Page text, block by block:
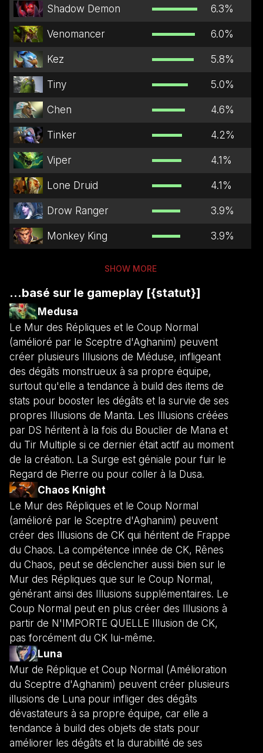
Shadow Demon 6.3%
Venomancer 6.0%
Kez 5.8%
Tiny 5.0%
Chen 4.6%
Tinker 4.2%
Viper 4.1%
Lone Druid 4.1%
Drow Ranger 3.9%
Monkey King 3.9%
SHOW MORE
...basé sur le gameplay [{statut}]
Medusa
Le Mur des Répliques et le Coup Normal
(amélioré par le Sceptre d'Aghanim) peuvent
créer plusieurs Illusions de Méduse, infligeant
des dégâts monstrueux à sa propre équipe,
surtout qu'elle a tendance à build des items de
stats pour booster les dégâts et la survie de ses
propres Illusions de Manta. Les Illusions créées
par DS héritent à la fois du Bouclier de Mana et
du Tir Multiple si ce dernier était actif au moment
de la création. La Surge est géniale pour fuir le
Regard de Pierre ou pour coller à la Dusa.
Chaos Knight
Le Mur des Répliques et le Coup Normal
(amélioré par le Sceptre d'Aghanim) peuvent
créer des Illusions de CK qui héritent de Frappe
du Chaos. La compétence innée de CK, Rênes
du Chaos, peut se déclencher aussi bien sur le
Mur des Répliques que sur le Coup Normal,
générant ainsi des Illusions supplémentaires. Le
Coup Normal peut en plus créer des Illusions à
partir de N'IMPORTE QUELLE Illusion de CK,
pas forcément du CK lui-même.
Luna
Mur de Réplique et Coup Normal (Amélioration
du Sceptre d'Aghanim) peuvent créer plusieurs
illusions de Luna pour infliger des dégâts
dévastateurs à sa propre équipe, car elle a
tendance à build des objets de stats pour
améliorer les dégâts et la durabilité de ses